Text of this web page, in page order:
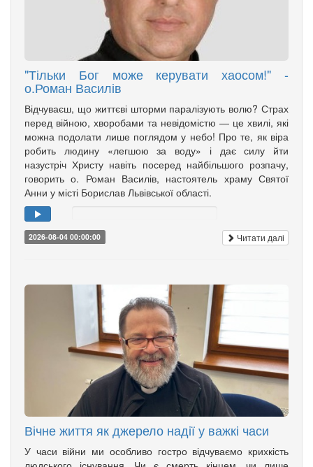
"Тільки Бог може керувати хаосом!" -
о.Роман Василів
Відчуваєш, що життєві шторми паралізують волю? Страх
перед війною, хворобами та невідомістю — це хвилі, які
можна подолати лише поглядом у небо! Про те, як віра
робить людину «легшою за воду» і дає силу йти
назустріч Христу навіть посеред найбільшого розпачу,
говорить о. Роман Василів, настоятель храму Святої
Анни у місті Борислав Львівської області.
2026-08-04 00:00:00 Читати далі
Вічне життя як джерело надії у важкі часи
У часи війни ми особливо гостро відчуваємо крихкість